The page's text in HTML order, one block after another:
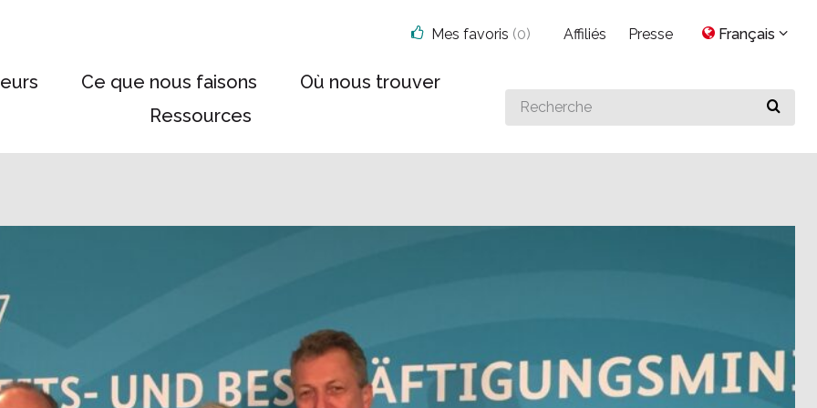
Ce que nous faisons
Où nous trouver
Ressources
Search
for
Mes favoris (0) Affiliés Presse Français